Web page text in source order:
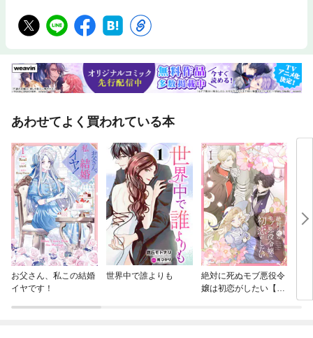
あわせてよく買われている本
お父さん、私この結婚
イヤです！
世界中で誰よりも
絶対に死ぬモブ悪役令
嬢は初恋がしたい【単